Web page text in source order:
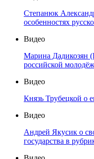
Степанюк
особенностях
Видео
Марина Дадикозян
российской
Видео
Князь Трубецкой о
Видео
Андрей Якусик о
государства в